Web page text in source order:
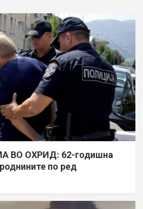
ВО ОХРИД: 62-годишна
по ред